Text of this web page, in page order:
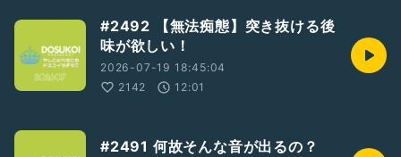
#2492 【無法痴態】突き抜ける後
味が欲しい！
2026-07-19 18:45:04
2142
12:01
#2491 何故そんな音が出るの？